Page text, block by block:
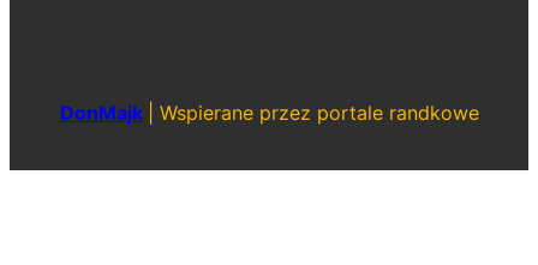
DonMajk Wspierane przez portale randkowe